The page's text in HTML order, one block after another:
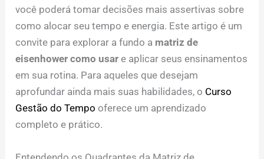
você poderá tomar decisões mais assertivas sobre
como alocar seu tempo e energia. Este artigo é um
convite para explorar a fundo a matriz de
eisenhower como usar e aplicar seus ensinamentos
em sua rotina. Para aqueles que desejam
aprofundar ainda mais suas habilidades, o Curso
Gestão do Tempo oferece um aprendizado
completo e prático.